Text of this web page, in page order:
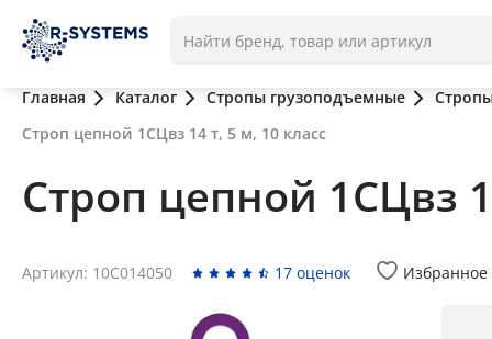
Главная Каталог Стропы грузоподъемные
Строп цепной 1СЦвз 14 т, 5 м, 10 класс
Строп цепной 1СЦвз
Артикул: 10C014050 17 оценок Избранное